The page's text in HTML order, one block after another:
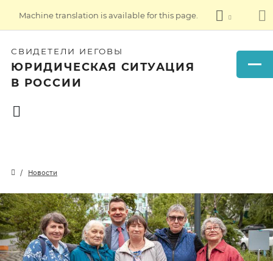
Machine translation is available for this page.
СВИДЕТЕЛИ ИЕГОВЫ
ЮРИДИЧЕСКАЯ СИТУАЦИЯ
В РОССИИ
Новости